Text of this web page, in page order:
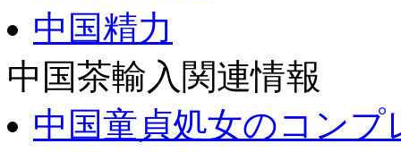
中国精力
中国茶輸入関連情報
中国童貞処女のコン